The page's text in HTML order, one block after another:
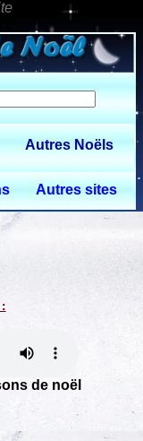
Autres Noëls
Autres sites
:
de noël